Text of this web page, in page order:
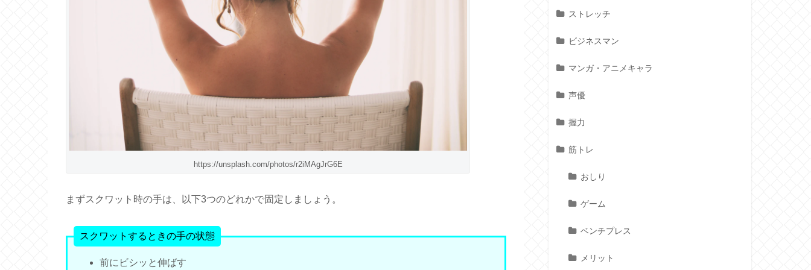
https://unsplash.com/photos/r2iMAgJrG6E
まずスクワット時の手は、以下3つのどれかで固定しましょう。
スクワットするときの手の状態
前にビシッと伸ばす
ストレッチ
ビジネスマン
マンガ・アニメキャラ
声優
握力
筋トレ
おしり
ゲーム
ベンチプレス
メリット